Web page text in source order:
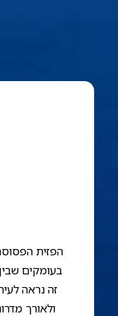
הפזית
זה נראה
ולאורך